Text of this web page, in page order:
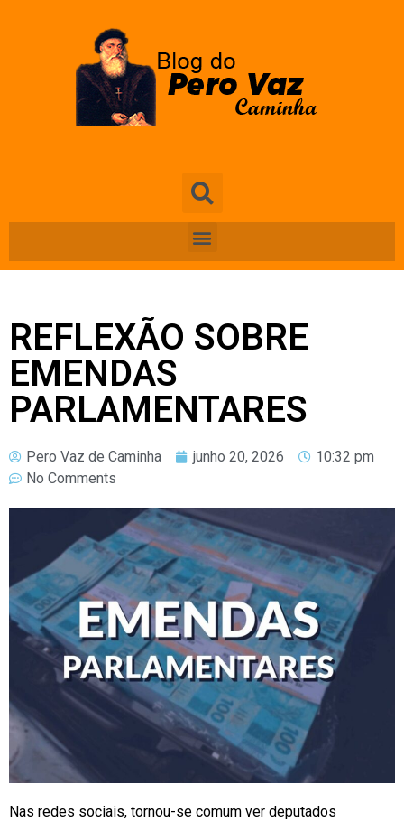
REFLEXÃO SOBRE
EMENDAS
PARLAMENTARES
Pero Vaz de Caminha junho 20, 2026
10:32 pm
No Comments
Nas redes sociais, tornou-se comum ver deputados